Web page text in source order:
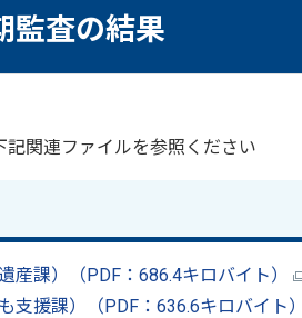
監査の結果
関連ファイルを参照ください
産課）（PDF：686.4キロバイト）
支援課）（PDF：636.6キロバイト）